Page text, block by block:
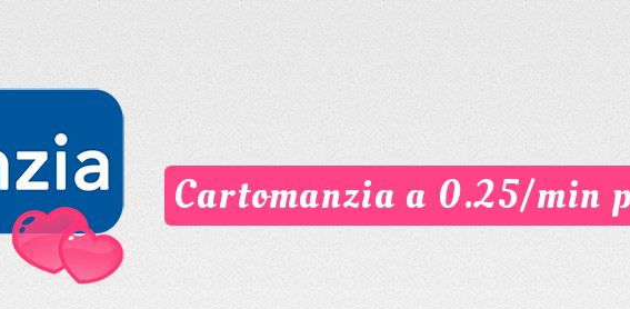
Cartomanzia a 0.25/min